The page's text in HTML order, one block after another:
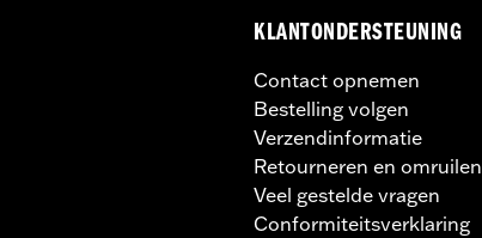
KLANTONDERSTEUNING
Contact opnemen
Bestelling volgen
Verzendinformatie
Retourneren en omruilen
Veel gestelde vragen
Conformiteitsverklaring